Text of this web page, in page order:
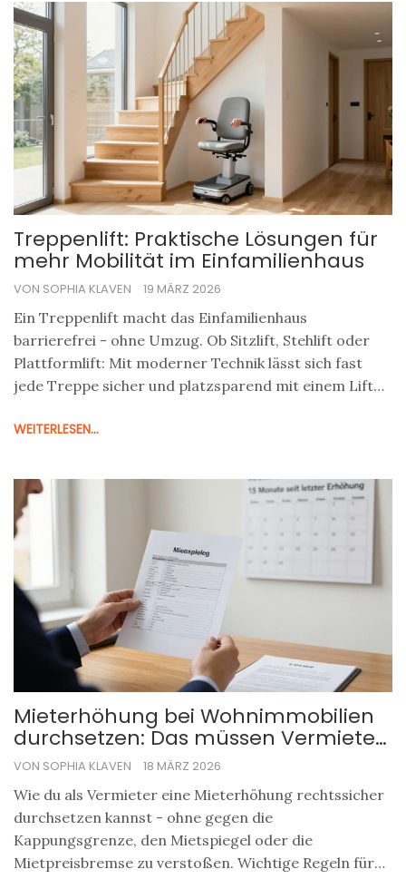
Treppenlift: Praktische Lösungen für
mehr Mobilität im Einfamilienhaus
VON SOPHIA KLAVEN 19 MÄRZ 2026
Ein Treppenlift macht das Einfamilienhaus
barrierefrei - ohne Umzug. Ob Sitzlift, Stehlift oder
Plattformlift: Mit moderner Technik lässt sich fast
jede Treppe sicher und platzsparend mit einem Lift
funktionieren und wie Sie Fördermittel nutzen
WEITERLESEN...
Mieterhöhung bei Wohnimmobilien
durchsetzen: Das müssen Vermieter
rechtlich beachten
VON SOPHIA KLAVEN 18 MÄRZ 2026
Wie du als Vermieter eine Mieterhöhung rechtssicher
durchsetzen kannst - ohne gegen die
Kappungsgrenze, den Mietspiegel oder die
Mietpreisbremse zu verstoßen. Wichtige Regeln für